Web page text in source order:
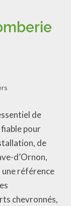
de
pour
de
d’Ornon,
référence
chevronnés,